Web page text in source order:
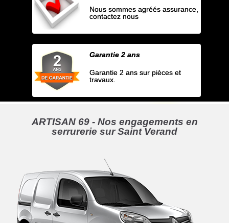
Nous sommes agréés assurance,
contactez nous
Garantie 2 ans
Garantie 2 ans sur pièces et
travaux.
ARTISAN 69 - Nos engagements en
serrurerie sur Saint Verand